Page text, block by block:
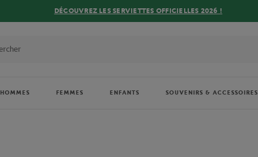
DÉCOUVREZ LES SERVIETTES OFFICIELLES 2026 !
HOMMES FEMMES ENFANTS SOUVENIRS & ACCESSOIRES